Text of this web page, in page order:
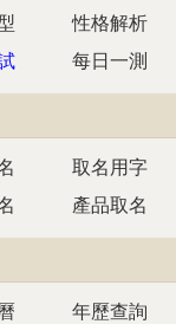
性格解析
每日一測
取名用字
產品取名
年歷查詢